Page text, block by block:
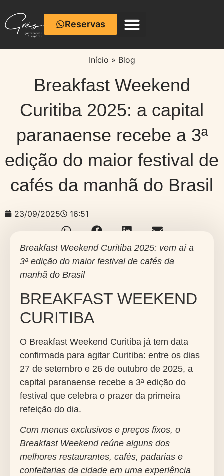
Reservas
Início » Blog
Breakfast Weekend
Curitiba 2025: a capital
paranaense recebe a 3ª
edição do maior festival de
cafés da manhã do Brasil
23/09/2025 16:51
Breakfast Weekend Curitiba 2025: vem aí a
3ª edição do maior festival de cafés da
manhã do Brasil
BREAKFAST WEEKEND
CURITIBA
O Breakfast Weekend Curitiba já tem data
confirmada para agitar Curitiba: entre os dias
27 de setembro e 26 de outubro de 2025, a
capital paranaense recebe a 3ª edição do
festival que celebra o prazer da primeira
refeição do dia.
Com menus exclusivos e preços fixos, o
Breakfast Weekendreúne alguns dos
melhores restaurantes, cafés, padarias e
confeitarias da cidade em uma experiência